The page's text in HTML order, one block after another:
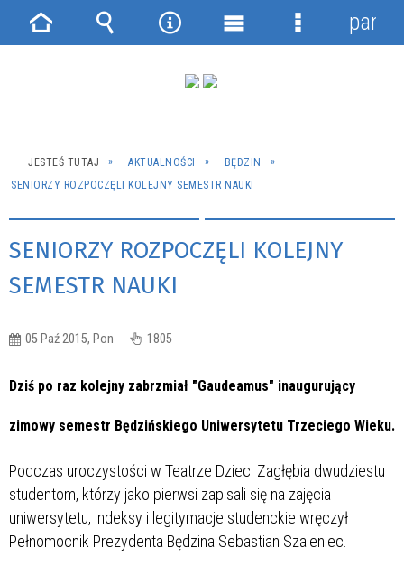
JESTEŚ TUTAJ AKTUALNOŚCI
BĘDZIN
SENIORZY ROZPOCZĘLI KOLEJNY SEMESTR NAUKI
SENIORZY ROZPOCZĘLI KOLEJNY
SEMESTR NAUKI
05 Paź 2015, Pon 1805
Dziś po raz kolejny zabrzmiał "Gaudeamus" inaugurujący
zimowy semestr Będzińskiego Uniwersytetu Trzeciego Wieku.
Podczas uroczystości w Teatrze Dzieci Zagłębia dwudziestu
studentom, którzy jako pierwsi zapisali się na zajęcia
uniwersytetu, indeksy i legitymacje studenckie wręczył
Pełnomocnik Prezydenta Będzina Sebastian Szaleniec.
Strona Wyszukiwarka
NarzędziaMenu
Menu
panel